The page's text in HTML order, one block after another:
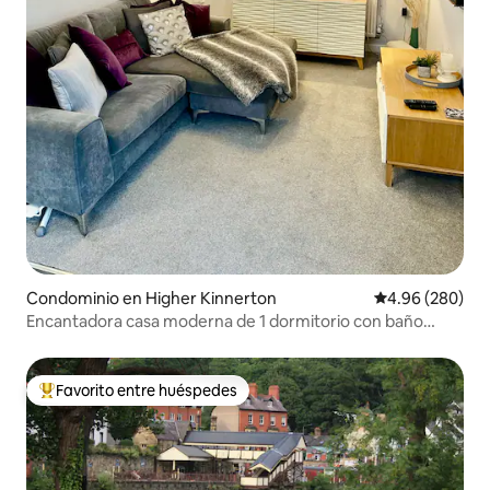
Condominio en Higher Kinnerton Calificación
4.96 (280)
Encantadora casa moderna de 1 dormitorio con baño
De los mejores en Favorito entre huéspedes
Favorito entre huéspedes